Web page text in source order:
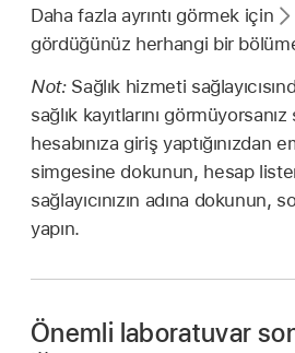
Daha fazla ayrıntı görmek için
gördüğünüz herhangi bir
Not: Sağlık hizmeti
sağlık kayıtlarını görmüyorsanız
hesabınıza giriş yaptığınızdan
simgesine dokunun, hesap
sağlayıcınızın adına dokunun,
yapın.
Önemli laboratuvar